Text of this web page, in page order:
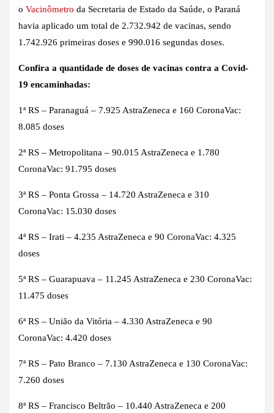
o Vacinômetro da Secretaria de Estado da Saúde, o Paraná
havia aplicado um total de 2.732.942 de vacinas, sendo
1.742.926 primeiras doses e 990.016 segundas doses.
Confira a quantidade de doses de vacinas contra a Covid-
19 encaminhadas:
1ª RS – Paranaguá – 7.925 AstraZeneca e 160 CoronaVac:
8.085 doses
2ª RS – Metropolitana – 90.015 AstraZeneca e 1.780
CoronaVac: 91.795 doses
3ª RS – Ponta Grossa – 14.720 AstraZeneca e 310
CoronaVac: 15.030 doses
4ª RS – Irati – 4.235 AstraZeneca e 90 CoronaVac: 4.325
doses
5ª RS – Guarapuava – 11.245 AstraZeneca e 230 CoronaVac:
11.475 doses
6ª RS – União da Vitória – 4.330 AstraZeneca e 90
CoronaVac: 4.420 doses
7ª RS – Pato Branco – 7.130 AstraZeneca e 130 CoronaVac:
7.260 doses
8ª RS – Francisco Beltrão – 10.440 AstraZeneca e 200